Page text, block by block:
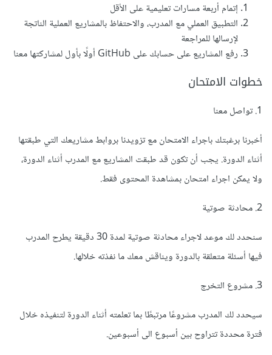
إتمام أربعة مسارات تعليمية على الأقل
التطبيق العملي مع المدرب، والاحتفاظ بالمشاريع العملية الناتجة
لإرسالها للمراجعة
رفع المشاريع على حسابك على GitHub أولًا بأول لمشاركتها معنا
خطوات الامتحان
1. تواصل معنا
أخبرنا برغبتك باجراء الامتحان مع تزويدنا بروابط مشاريعك التي طبقتها
أثناء الدورة. يجب أن تكون قد طبقت المشاريع مع المدرب أثناء الدورة،
ولا يمكن اجراء امتحان بمشاهدة المحتوى فقط.
2. محادثة صوتية
سنحدد لك موعد لاجراء محادثة صوتية لمدة 30 دقيقة يطرح المدرب
فيها أسئلة متعلقة بالدورة ويناقش معك ما نفذته خلالها.
3. مشروع التخرج
سيحدد لك المدرب مشروعًا مرتبطًا بما تعلمته أثناء الدورة لتنفيذه خلال
فترة محددة تتراوح بين أسبوع الى أسبوعين.